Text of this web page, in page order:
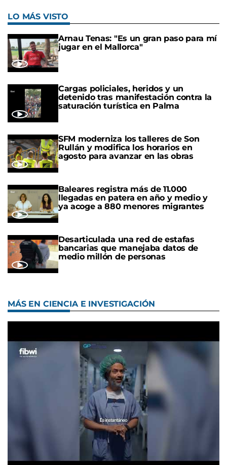
LO MÁS VISTO
Arnau Tenas: "Es un gran paso para mí
jugar en el Mallorca"
Cargas policiales, heridos y un
detenido tras manifestación contra la
saturación turística en Palma
SFM moderniza los talleres de Son
Rullán y modifica los horarios en
agosto para avanzar en las obras
Baleares registra más de 11.000
llegadas en patera en año y medio y
ya acoge a 880 menores migrantes
Desarticulada una red de estafas
bancarias que manejaba datos de
medio millón de personas
MÁS EN CIENCIA E INVESTIGACIÓN